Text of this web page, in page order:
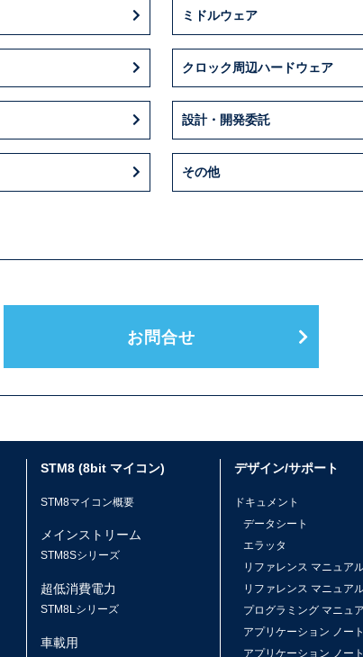
ミドルウェア
クロック周辺ハードウェア
設計・開発委託
その他
お問合せ
STM8 (8bit マイコン)
STM8マイコン概要
メインストリーム
STM8Sシリーズ
超低消費電力
STM8Lシリーズ
車載用
デザイン/サポート
ドキュメント
データシート
エラッタ
リファレンス マニュア
リファレンス マニュア
プログラミング マニュ
アプリケーション ノー
アプリケーション ノー